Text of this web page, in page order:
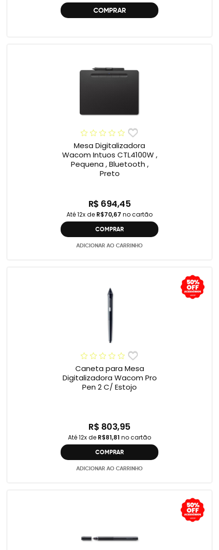
COMPRAR
Mesa Digitalizadora
Wacom Intuos CTL4100W ,
Pequena , Bluetooth ,
Preto
R$ 694,45
Até 12x de R$70,67 no cartão
COMPRAR
ADICIONAR AO CARRINHO
Caneta para Mesa
Digitalizadora Wacom Pro
Pen 2 C/ Estojo
R$ 803,95
Até 12x de R$81,81 no cartão
COMPRAR
ADICIONAR AO CARRINHO